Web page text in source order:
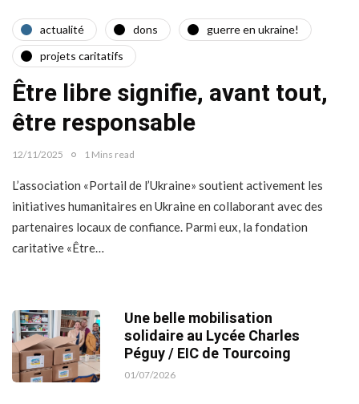
actualité dons
guerre en ukraine!
projets caritatifs
Être libre signifie, avant tout,
être responsable
12/11/2025 1 Mins read
L’association «Portail de l’Ukraine» soutient activement les
initiatives humanitaires en Ukraine en collaborant avec des
partenaires locaux de confiance. Parmi eux, la fondation
caritative «Être…
Une belle mobilisation
solidaire au Lycée Charles
Péguy / EIC de Tourcoing
01/07/2026